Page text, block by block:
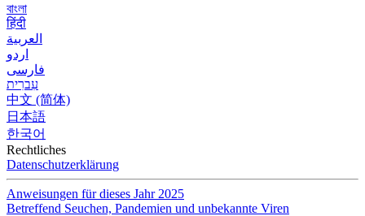
বাংলা
हिंदी
العربية
اردو
فارسی
עִברִית
中文 (简体)
日本語
한국어
Rechtliches
Datenschutzerklärung
Anweisungen für dieses Jahr 2025
Betreffend Seuchen, Pandemien und unbekannte Viren